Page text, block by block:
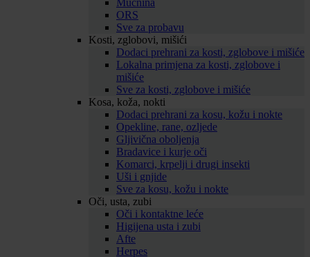
Mučnina
ORS
Sve za probavu
Kosti, zglobovi, mišići
Dodaci prehrani za kosti, zglobove i mišiće
Lokalna primjena za kosti, zglobove i
mišiće
Sve za kosti, zglobove i mišiće
Kosa, koža, nokti
Dodaci prehrani za kosu, kožu i nokte
Opekline, rane, ozljede
Gljivična oboljenja
Bradavice i kurje oči
Komarci, krpelji i drugi insekti
Uši i gnjide
Sve za kosu, kožu i nokte
Oči, usta, zubi
Oči i kontaktne leće
Higijena usta i zubi
Afte
Herpes